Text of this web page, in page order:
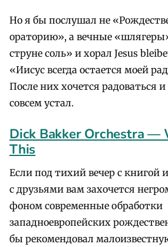
Но я бы послушал не
ораторию», а вечные
струне соль» и хорал Jesus
«Иисус всегда остается моей
После них хочется радоваться
совсем устал.
Dick Bakker Orchestra —
This
Если под тихий вечер с книгой
с друзьями вам захочется
фоном современные обработки
западноевропейских
бы рекомендовал